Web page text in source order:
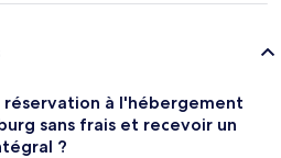
réservation à l'hébergement
sans frais et recevoir un
?